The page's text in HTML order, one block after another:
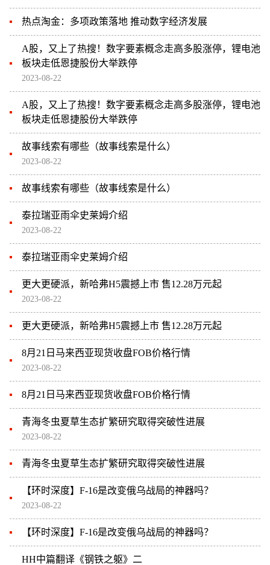
热点淘金：多项政策落地 推动数字经济发展
A股，又上了热搜！数字要素概念走高多股涨停，锂电池
板块走低恩捷股份大举跌停
2023-08-22
A股，又上了热搜！数字要素概念走高多股涨停，锂电池
板块走低恩捷股份大举跌停
故事线索有哪些（故事线索是什么）
2023-08-22
故事线索有哪些（故事线索是什么）
泰拉瑞亚雨伞史莱姆介绍
2023-08-22
泰拉瑞亚雨伞史莱姆介绍
更大更硬派，新哈弗H5震撼上市 售12.28万元起
2023-08-22
更大更硬派，新哈弗H5震撼上市 售12.28万元起
8月21日马来西亚现货收盘FOB价格行情
2023-08-22
8月21日马来西亚现货收盘FOB价格行情
青海冬虫夏草生态扩繁研究取得突破性进展
2023-08-22
青海冬虫夏草生态扩繁研究取得突破性进展
【环时深度】F-16是改变俄乌战局的神器吗？
2023-08-22
【环时深度】F-16是改变俄乌战局的神器吗？
HH中篇翻译《钢铁之躯》二